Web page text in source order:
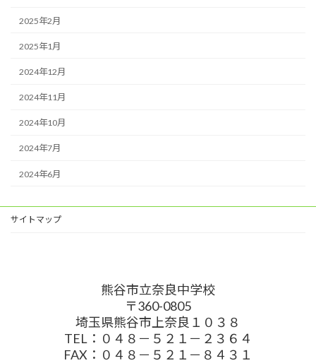
2025年2月
2025年1月
2024年12月
2024年11月
2024年10月
2024年7月
2024年6月
サイトマップ
熊谷市立奈良中学校
〒360-0805
埼玉県熊谷市上奈良１０３８
TEL：０４８－５２１－２３６４
FAX：０４８－５２１－８４３１